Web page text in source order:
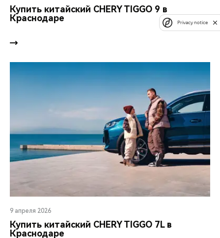
Купить китайский CHERY TIGGO 9 в
Краснодаре
9 апреля 2026
Купить китайский CHERY TIGGO 7L в
Краснодаре
Privacy notice